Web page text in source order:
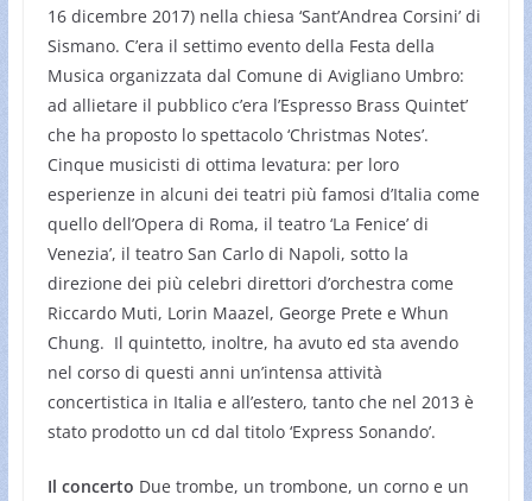
16 dicembre 2017) nella chiesa ‘Sant’Andrea Corsini’ di
Sismano. C’era il settimo evento della Festa della
Musica organizzata dal Comune di Avigliano Umbro:
ad allietare il pubblico c’era l’Espresso Brass Quintet’
che ha proposto lo spettacolo ‘Christmas Notes’.
Cinque musicisti di ottima levatura: per loro
esperienze in alcuni dei teatri più famosi d’Italia come
quello dell’Opera di Roma, il teatro ‘La Fenice’ di
Venezia’, il teatro San Carlo di Napoli, sotto la
direzione dei più celebri direttori d’orchestra come
Riccardo Muti, Lorin Maazel, George Prete e Whun
Chung. Il quintetto, inoltre, ha avuto ed sta avendo
nel corso di questi anni un’intensa attività
concertistica in Italia e all’estero, tanto che nel 2013 è
stato prodotto un cd dal titolo ‘Express Sonando’.
Il concerto Due trombe, un trombone, un corno e un